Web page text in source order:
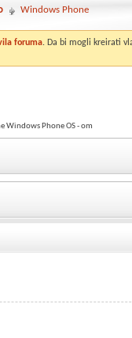
Windows Phone
foruma. Da bi mogli kreirati
Windows Phone OS - om